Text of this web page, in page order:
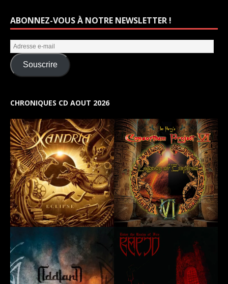
ABONNEZ-VOUS À NOTRE NEWSLETTER !
Souscrire
CHRONIQUES CD AOUT 2026